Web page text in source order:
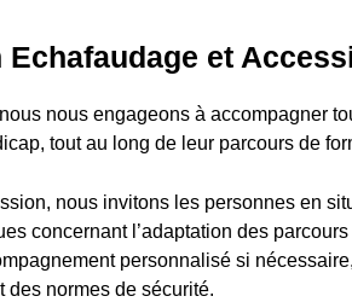
Echafaudage et
nous engageons à accompagner
tout au long de leur parcours de
nous invitons les personnes en
concernant l’adaptation des
personnalisé si
des normes de sécurité.